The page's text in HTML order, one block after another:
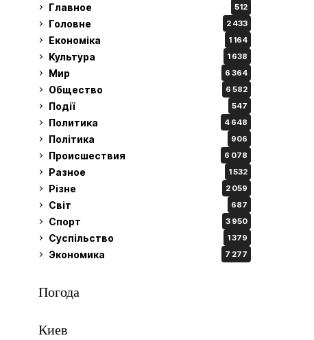
Главное 512
Головне 2 433
Економіка 1 164
Культура 1 638
Мир 6 364
Общество 6 582
Події 547
Политика 4 648
Політика 906
Происшествия 6 078
Разное 1 532
Різне 2 059
Світ 687
Спорт 3 950
Суспільство 1 379
Экономика 7 277
Погода
Киев